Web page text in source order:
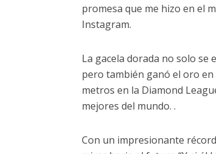
promesa que me hizo en el
Instagram.
La gacela dorada no solo se
pero también ganó el oro
metros en la Diamond
mejores del mundo. .
Con un impresionante